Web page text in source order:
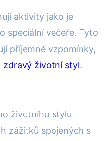
aktivity jako je
speciální večeře. Tyto
příjemné vzpomínky,
zdravý životní styl.
životního stylu
zážitků spojených s